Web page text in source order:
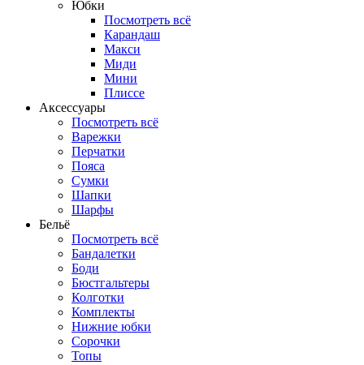
Юбки
Посмотреть всё
Карандаш
Макси
Миди
Мини
Плиссе
Аксессуары
Посмотреть всё
Варежки
Перчатки
Пояса
Сумки
Шапки
Шарфы
Бельё
Посмотреть всё
Бандалетки
Боди
Бюстгальтеры
Колготки
Комплекты
Нижние юбки
Сорочки
Топы